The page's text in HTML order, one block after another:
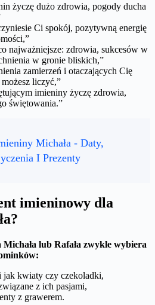
życzę dużo zdrowia, pogody ducha
Ci spokój, pozytywną energię
najważniejsze: zdrowia, sukcesów w
w gronie bliskich,”
zamierzeń i otaczających Cię
liczyć,”
imieniny życzę zdrowia,
świętowania.”
Michała - Daty,
I Prezenty
imieninowy dla
lub Rafała zwykle wybiera
jak kwiaty czy czekoladki,
z ich pasjami,
z grawerem.